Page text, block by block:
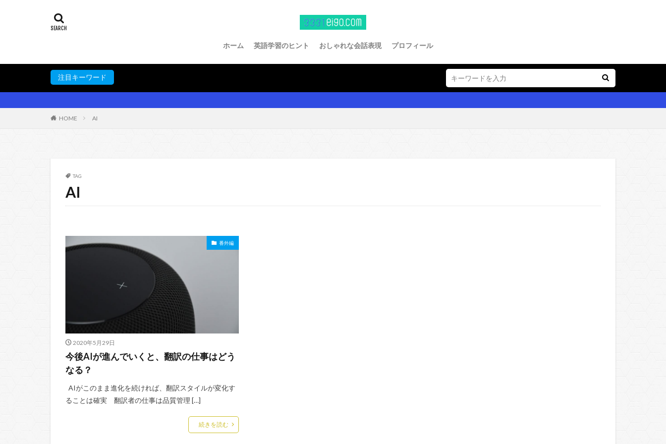
ホーム 英語学習のヒント おしゃれな会話表現 プロフィール
注目キーワード
HOME AI
TAG
AI
番外編
2020年5月29日
今後AIが進んでいくと、翻訳の仕事はどう
なる？
AIがこのまま進化を続ければ、翻訳スタイルが変化す
ることは確実 翻訳者の仕事は品質管理 […]
続きを読む